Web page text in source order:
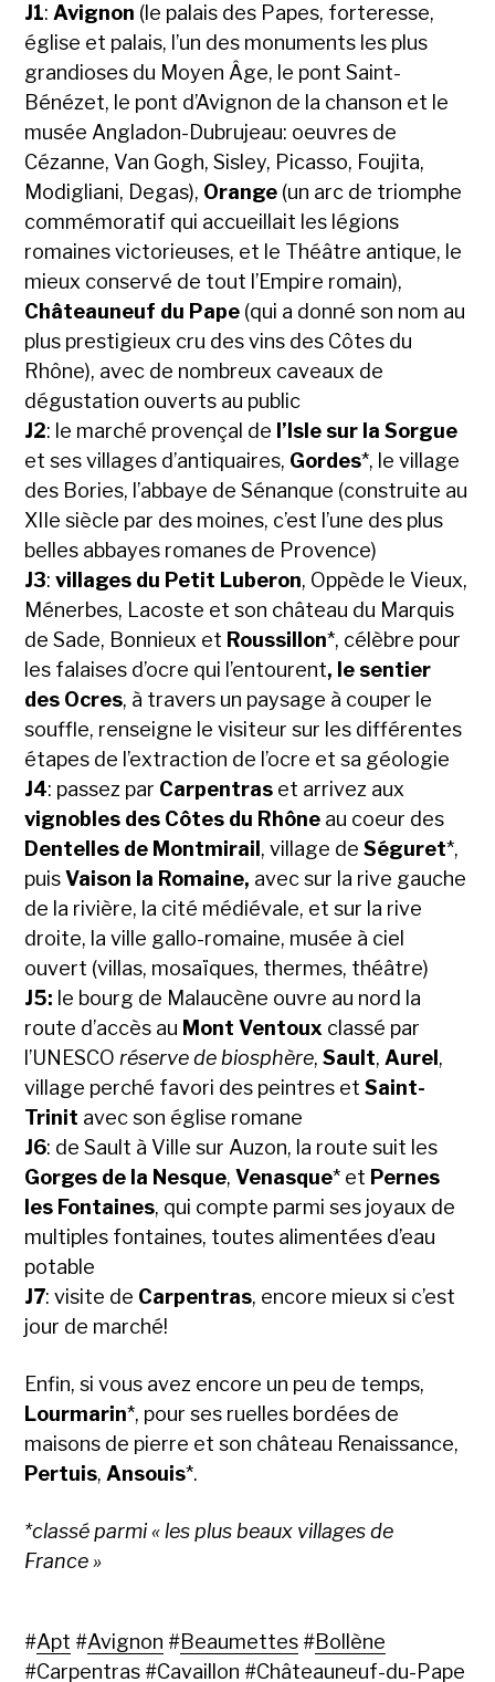
J1: Avignon (le palais des Papes, forteresse,
église et palais, l’un des monuments les plus
grandioses du Moyen Âge, le pont Saint-
Bénézet, le pont d’Avignon de la chanson et le
musée Angladon-Dubrujeau: oeuvres de
Cézanne, Van Gogh, Sisley, Picasso, Foujita,
Modigliani, Degas), Orange (un arc de triomphe
commémoratif qui accueillait les légions
romaines victorieuses, et le Théâtre antique, le
mieux conservé de tout l’Empire romain),
Châteauneuf du Pape (qui a donné son nom au
plus prestigieux cru des vins des Côtes du
Rhône), avec de nombreux caveaux de
dégustation ouverts au public
J2: le marché provençal de l’Isle sur la Sorgue
et ses villages d’antiquaires, Gordes*, le village
des Bories, l’abbaye de Sénanque (construite au
XIIe siècle par des moines, c’est l’une des plus
belles abbayes romanes de Provence)
J3:villages du Petit Luberon, Oppède le Vieux,
Ménerbes, Lacoste et son château du Marquis
de Sade, Bonnieux et Roussillon*, célèbre pour
les falaises d’ocre qui l’entourent, le sentier
des Ocres, à travers un paysage à couper le
souffle, renseigne le visiteur sur les différentes
étapes de l’extraction de l’ocre et sa géologie
J4: passez par Carpentras et arrivez aux
vignobles des Côtes du Rhône au coeur des
Dentelles de Montmirail , village deSéguret*,
puisVaison la Romaine, avec sur la rive gauche
de la rivière, la cité médiévale, et sur la rive
droite, la ville gallo-romaine, musée à ciel
ouvert (villas, mosaïques, thermes, théâtre)
J5: le bourg de Malaucène ouvre au nord la
route d’accès au Mont Ventoux classé par
l’UNESCO réserve de biosphère,Sault, Aurel ,
village perché favori des peintres etSaint-
Trinit avec son église romane
J6: de Sault à Ville sur Auzon, la route suit les
Gorges de la Nesque,Venasque* et Pernes
les Fontaines, qui compte parmi ses joyaux de
multiples fontaines, toutes alimentées d’eau
potable
J7: visite de Carpentras, encore mieux si c’est
jour de marché!
Enfin, si vous avez encore un peu de temps,
Lourmarin*, pour ses ruelles bordées de
maisons de pierre et son château Renaissance,
Pertuis, Ansouis*.
*classé parmi « les plus beaux villages de
France »
#Apt #Avignon #Beaumettes #Bollène
#Carpentras #Cavaillon #Châteauneuf-du-Pape